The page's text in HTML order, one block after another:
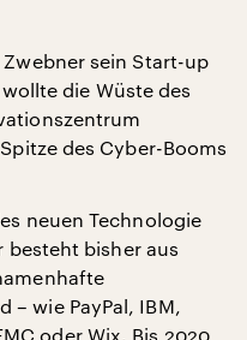
sein Start-up
die Wüste des
des Cyber-Booms
neuen Technologie
besteht bisher aus
– wie PayPal, IBM,
oder Wix. Bis 2020